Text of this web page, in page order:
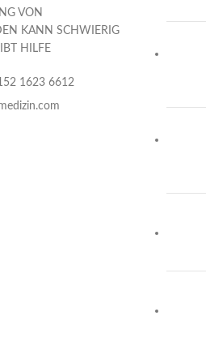
VON
KANN SCHWIERIG
HILFE
1623 6612